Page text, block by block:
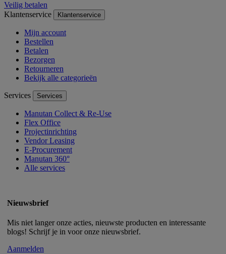
Veilig betalen
Klantenservice
Klantenservice
Mijn account
Bestellen
Betalen
Bezorgen
Retourneren
Bekijk alle categorieën
Services Services
Manutan Collect & Re-Use
Flex Office
Projectinrichting
Vendor Leasing
E-Procurement
Manutan 360°
Alle services
Nieuwsbrief
Mis niet langer onze acties, nieuwste producten en interessante
blogs! Schrijf je in voor onze nieuwsbrief.
Aanmelden